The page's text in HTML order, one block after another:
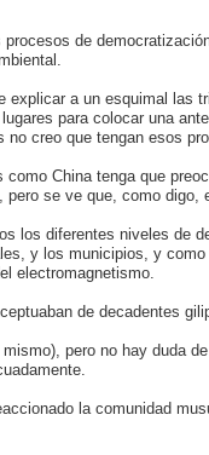
de
a un esquimal las
para colocar una
creo que tengan esos
China tenga que
se ve que, como digo,
los diferentes niveles de
y los municipios, y
electromagnetismo.
de decadentes
pero no hay duda
la comunidad